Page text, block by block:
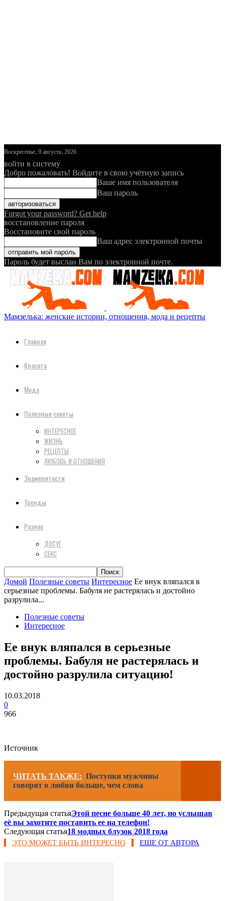
Воскресенье, 9 августа, 2026
войти в систему
Добро пожаловать! Войдите в свою учётную запись
Ваше имя пользователя
Ваш пароль
Forgot your password? Get help
восстановление пароля
Восстановите свой пароль
Ваш адрес электронной почты
Пароль будет выслан Вам по электронной почте.
Мамзелька: женские истории, отношения, мода и рецепты
Главная
Красота
Мода
Полезные советы
ИНТЕРЕСНОЕ
ЖИЗНЬ
РЕЦЕПТЫ
ЛЮБОВЬ И ОТНОШЕНИЯ
Знаменитости
Тренды
Разное
ДОСУГ
СЕКС
Домой Полезные советы Интересное Ее внук вляпался в
серьезные проблемы. Бабуля не растерялась и достойно
разрулила...
Полезные советы
Интересное
Ее внук вляпался в серьезные
проблемы. Бабуля не растерялась и
достойно разрулила ситуацию!
10.03.2018
0
966
Источник
ЧИТАТЬ ТАКЖЕ: Поступки мужчины
говорят о любви больше, чем слова
Предыдущая статьяЭтой песне больше 40 лет, но услышав
её вы захотите поставить ее на телефон!
Следующая статья18 модных блузок 2018 года
ЭТО МОЖЕТ БЫТЬ ИНТЕРЕСНО ЕЩЕ ОТ АВТОРА